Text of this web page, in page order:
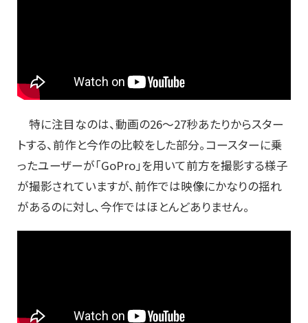
特に注目なのは、動画の26〜27秒あたりからスター
トする、前作と今作の比較をした部分。コースターに乗
ったユーザーが「GoPro」を用いて前方を撮影する様子
が撮影されていますが、前作では映像にかなりの揺れ
があるのに対し、今作ではほとんどありません。